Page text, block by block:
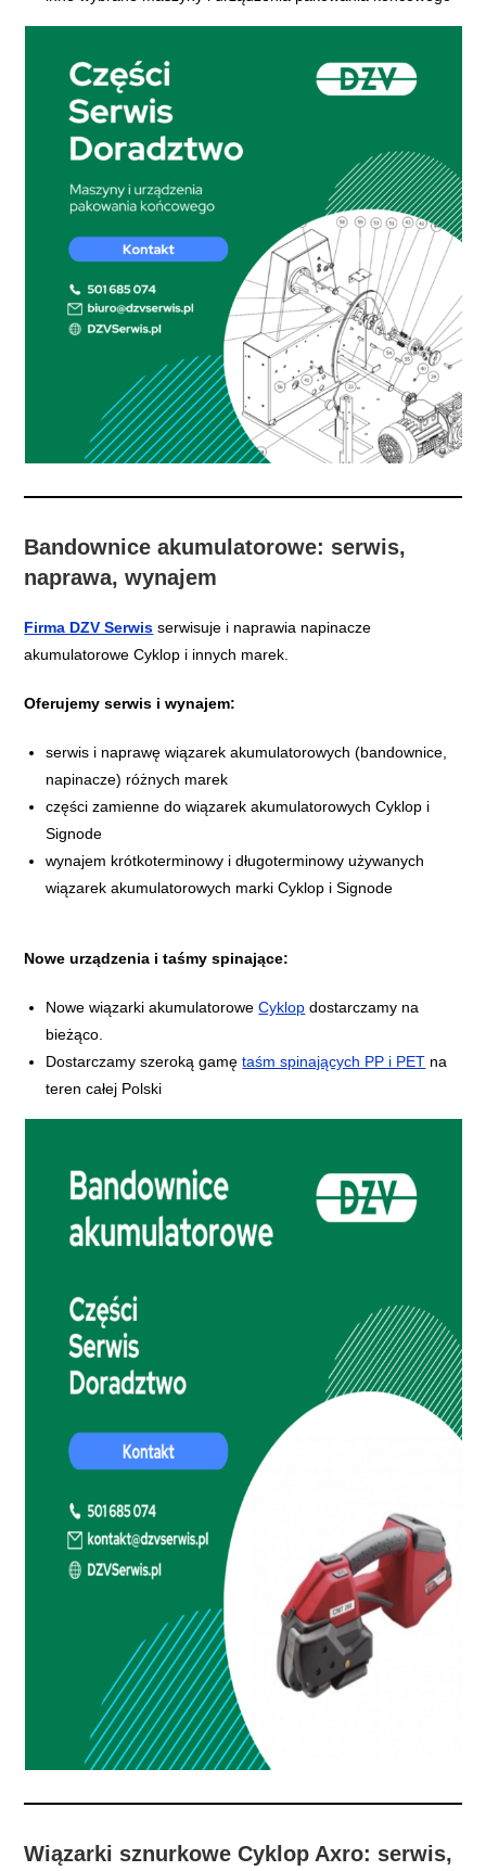
Bandownice akumulatorowe: serwis,
naprawa, wynajem
Firma DZV Serwis serwisuje i naprawia napinacze
akumulatorowe Cyklop i innych marek.
Oferujemy serwis i wynajem:
serwis i naprawę wiązarek akumulatorowych (bandownice,
napinacze) różnych marek
części zamienne do wiązarek akumulatorowych Cyklop i
Signode
wynajem krótkoterminowy i długoterminowy używanych
wiązarek akumulatorowych marki Cyklop i Signode
Nowe urządzenia i taśmy spinające:
Nowe wiązarki akumulatoroweCyklop dostarczamy na
bieżąco.
Dostarczamy szeroką gamętaśm spinających PP i PET na
teren całej Polski
Wiązarki sznurkowe Cyklop Axro: serwis,